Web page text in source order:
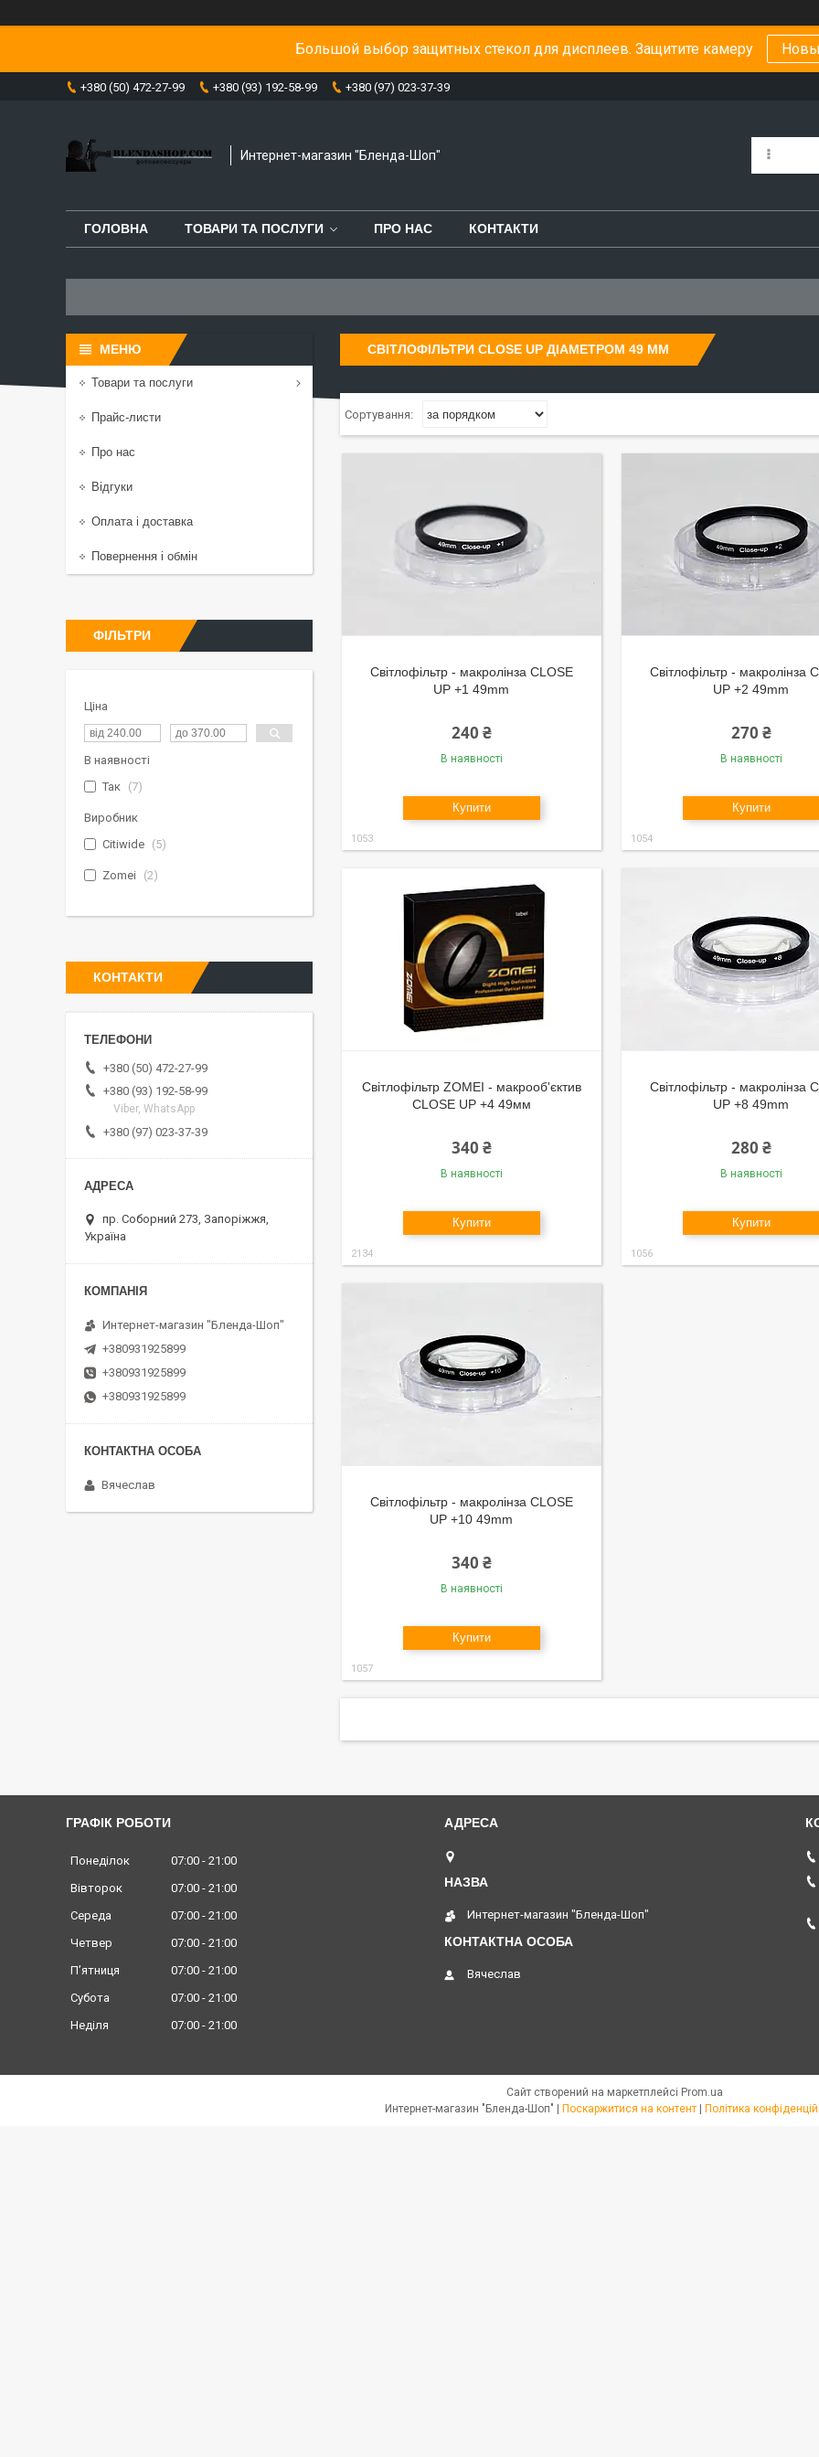
Большой выбор защитных стекол для дисплеев. Защитите камеру
+380 (50) 472-27-99 +380 (93) 192-58-99 +380 (97) 023-37-39
Интернет-магазин "Бленда-Шоп"
ГОЛОВНА ТОВАРИ ТА ПОСЛУГИ ПРО НАС КОНТАКТИ
СВІТЛОФІЛЬТРИ CLOSE UP ДІАМЕТРОМ 49 ММ
Світлофільтр - макролінза CLOSE
UP +1 49mm
240 ₴
В наявності
Купити
1053
Світлофільтр - макролінза
UP +2 49mm
270 ₴
В наявності
Купити
1054
Світлофільтр ZOMEI - макрооб'єктив
CLOSE UP +4 49мм
340 ₴
В наявності
Купити
2134
Світлофільтр - макролінза
UP +8 49mm
280 ₴
В наявності
Купити
1056
Світлофільтр - макролінза CLOSE
UP +10 49mm
340 ₴
В наявності
Купити
1057
Товари та послуги
Прайс-листи
Про нас
Відгуки
Оплата і доставка
Повернення і обмін
ФІЛЬТРИ
Ціна
В наявності
Так
7
Виробник
Citiwide
5
Zomei 2
КОНТАКТИ
+380 (50) 472-27-99
+380 (93) 192-58-99
Viber, WhatsApp
+380 (97) 023-37-39
пр. Соборний 273, Запоріжжя,
Україна
Интернет-магазин "Бленда-Шоп"
+380931925899
+380931925899
+380931925899
Вячеслав
ГРАФІК РОБОТИ
Понеділок 07:00
21:00
Вівторок
07:00
21:00
Середа
07:00
21:00
Четвер
07:00
21:00
Пʼятниця
07:00
21:00
Субота
07:00
21:00
Неділя
07:00 21:00
Интернет-магазин "Бленда-Шоп"
Вячеслав
Сайт створений на маркетплейсі Prom.ua
Поскаржитися на контент Політика